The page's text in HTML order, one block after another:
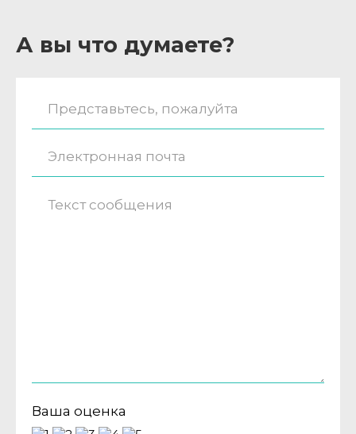
А вы что думаете?
Ваша оценка